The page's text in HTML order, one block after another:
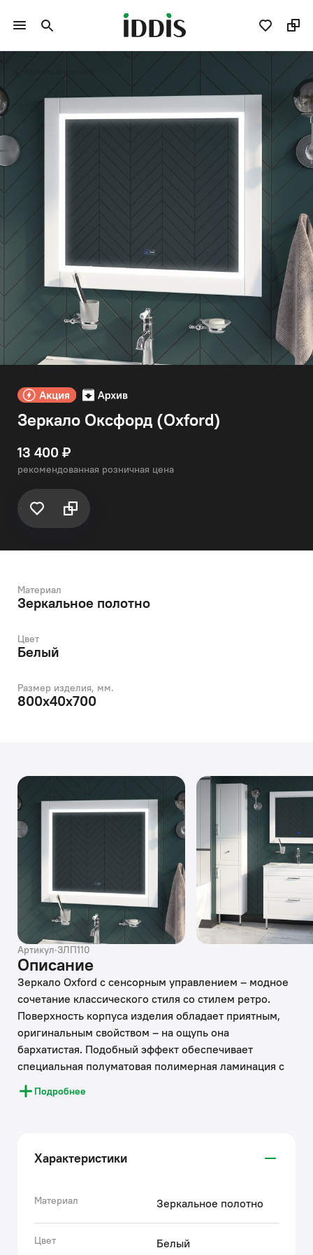
Зеркало Оксфорд (Oxford)
13 400 ₽
рекомендованная розничная цена
Материал
Зеркальное полотно
Цвет
Белый
Размер изделия, мм.
800х40х700
Артикул·ЗЛП110
Описание
Зеркало Oxford с сенсорным управлением – модное
сочетание классического стиля со стилем ретро.
Поверхность корпуса изделия обладает приятным,
оригинальным свойством – на ощупь она
бархатистая. Подобный эффект обеспечивает
специальная полуматовая полимерная ламинация с
эффектом soft touch. Коллекция органично впишется
в любой интерьер благодаря сбалансированному и
для интерьера классической ванной комнаты, так и
поддержать эстетику изысканной ретро-классики,
• Сборная рама изготовлена из ламинированного
помещениях (при соблюдении правил эксплуатации
и ухода). Благодаря этому мебель устойчива к
Подробнее
Характеристики
Материал Зеркальное полотно
Цвет Белый